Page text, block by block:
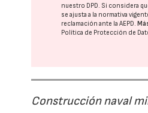
nuestro DPD. Si considera
se ajusta a la normativa
reclamación ante laAEPD.
Política de Protección de
Construcción naval